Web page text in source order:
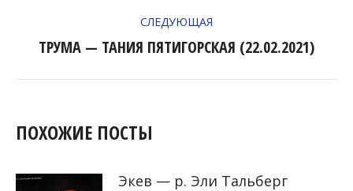
СЛЕДУЮЩАЯ
Следующая
ТРУМА — ТАНИЯ ПЯТИГОРСКАЯ (22.02.2021)
ПОХОЖИЕ ПОСТЫ
Экев — р. Эли Тальберг